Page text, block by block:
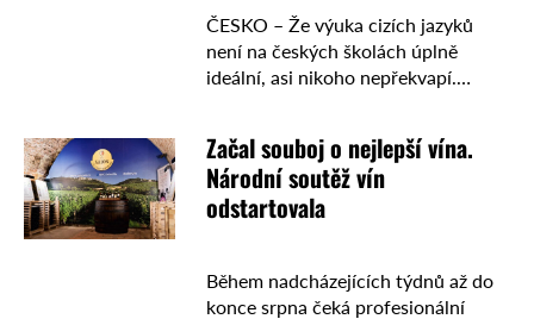
ČESKO – Že výuka cizích jazyků
není na českých školách úplně
ideální, asi nikoho nepřekvapí.
by měl být blíže rozpracován …
Začal souboj o nejlepší vína.
Národní soutěž vín
odstartovala
Během nadcházejících týdnů až do
konce srpna čeká profesionální